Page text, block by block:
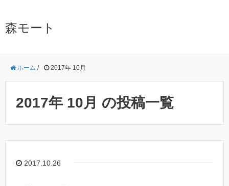
森モート
ホーム / 2017年 10月
2017年 10月 の投稿一覧
2017.10.26